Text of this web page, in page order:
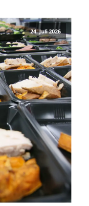
einem allgemein
24. Juli 2026